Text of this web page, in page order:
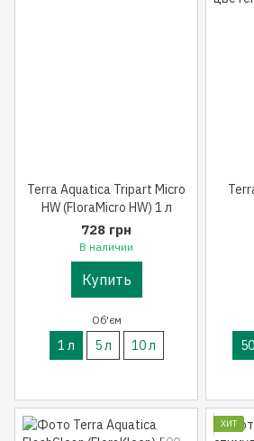
Terra Aquatica Tripart Micro
HW (FloraMicro HW) 1 л
728 грн
В наличии
Купить
Об'єм
1 л 5 л 10 л
ХИТ